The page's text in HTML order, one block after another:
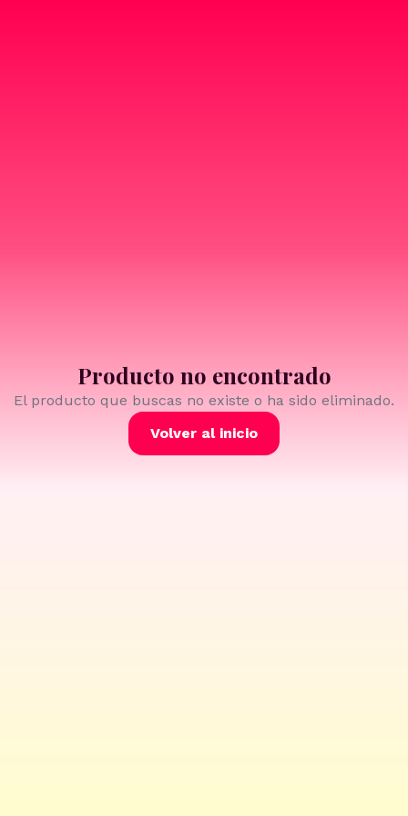
Producto no encontrado
El producto que buscas no existe o ha sido eliminado.
Volver al inicio